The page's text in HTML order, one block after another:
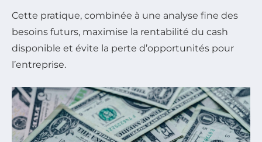
Cette pratique, combinée à une analyse fine des
besoins futurs, maximise la rentabilité du cash
disponible et évite la perte d’opportunités pour
l’entreprise.